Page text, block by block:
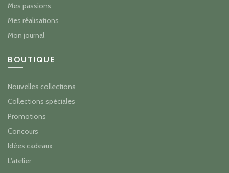
Mes passions
Mes réalisations
Mon journal
BOUTIQUE
Nouvelles collections
Collections spéciales
Promotions
Concours
Idées cadeaux
L'atelier